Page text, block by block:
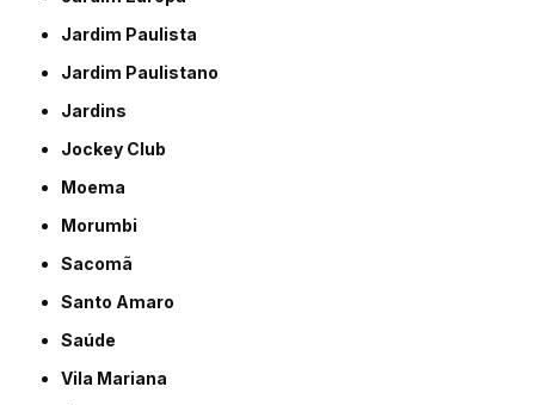
Jardim Paulista
Jardim Paulistano
Jardins
Jockey Club
Moema
Morumbi
Sacomã
Santo Amaro
Saúde
Vila Mariana